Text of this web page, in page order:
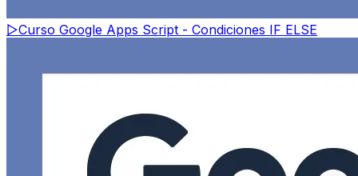
▷Curso Google Apps Script - Condiciones IF ELSE